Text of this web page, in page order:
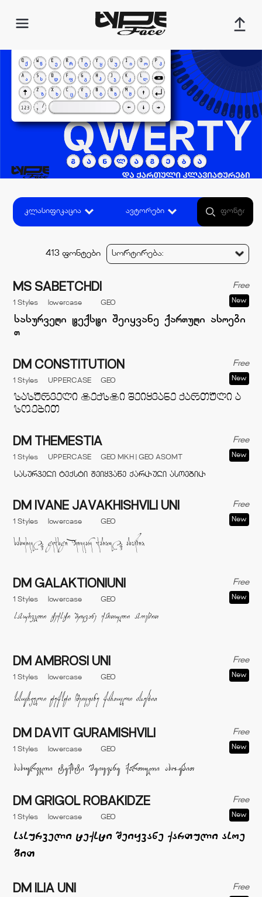
კლასიფიკაცია ავტორები
413 ფონტები სორტირება:
MS SABETCHDI Free
New
1 Styles lowercase GEO
DM CONSTITUTION Free
New
1 Styles UPPERCASE GEO
DM THEMESTIA Free
New
1 Styles UPPERCASE GEO MKH | GEO ASOMT
DM IVANE JAVAKHISHVILI UNI Free
New
1 Styles lowercase GEO
DM GALAKTIONIUNI Free
New
1 Styles lowercase GEO
DM AMBROSI UNI Free
New
1 Styles lowercase GEO
DM DAVIT GURAMISHVILI Free
New
1 Styles lowercase GEO
DM GRIGOL ROBAKIDZE Free
New
1 Styles lowercase GEO
DM ILIA UNI Free